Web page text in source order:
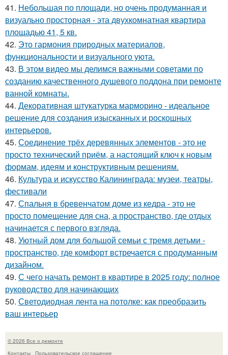
41. Небольшая по площади, но очень продуманная и
визуально просторная - эта двухкомнатная квартира
площадью 41, 5 кв.
42. Это гармония природных материалов,
функциональности и визуального уюта.
43. В этом видео мы делимся важными советами по
созданию качественного душевого поддона при ремонте
ванной комнаты.
44. Декоративная штукатурка марморино - идеальное
решение для создания изысканных и роскошных
интерьеров.
45. Соединение трёх деревянных элементов - это не
просто технический приём, а настоящий ключ к новым
формам, идеям и конструктивным решениям.
46. Культура и искусство Калининграда: музеи, театры,
фестивали
47. Спальня в бревенчатом доме из кедра - это не
просто помещение для сна, а пространство, где отдых
начинается с первого взгляда.
48. Уютный дом для большой семьи с тремя детьми -
пространство, где комфорт встречается с продуманным
дизайном.
49. С чего начать ремонт в квартире в 2025 году: полное
руководство для начинающих
50. Светодиодная лента на потолке: как преобразить
ваш интерьер
© 2026 Все о ремонте
Контакты
Пользовательское соглашение